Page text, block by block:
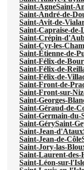
Saint-AgneSaint-
Saint-André-de-
Saint-Avit-de-
Saint-Capraise-de-
Saint-Crépin-
Saint-Cyr-les-
Saint-Étienne-de-
Saint-Félix-de-
Saint-Félix-de-
Saint-Félix-de-
Saint-Front-de-
Saint-Front-sur-
Saint-Georges-
Saint-Géraud-de-
Saint-Germain-du-
Saint-GérySaint-
Saint-Jean-d'Ataux
Saint-Jean-de-Côle
Saint-Jory-las-
Saint-Laurent-des-
Saint-Léon-sur-